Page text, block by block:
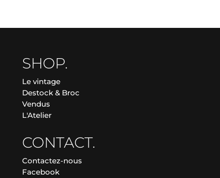
SHOP.
Le vintage
Destock & Broc
Vendus
L'Atelier
CONTACT.
Contactez-nous
Facebook